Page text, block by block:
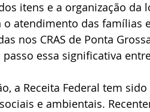
itens e a organização da
o atendimento das famílias
nos CRAS de Ponta
essa significativa
a Receita Federal tem
e ambientais.